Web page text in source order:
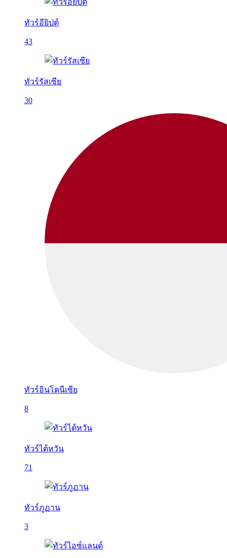
ทัวร์อียิปต์
43
ทัวร์รัสเซีย
30
ทัวร์อินโดนีเซีย
8
ทัวร์ไต้หวัน
71
ทัวร์ภูฏาน
3